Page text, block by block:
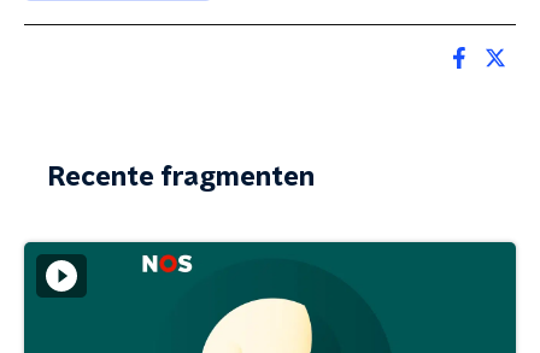
Recente fragmenten